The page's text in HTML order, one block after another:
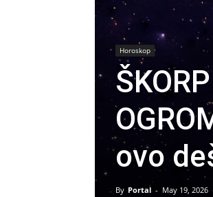
Horoskop
ovo
By Portal - May 19, 2026